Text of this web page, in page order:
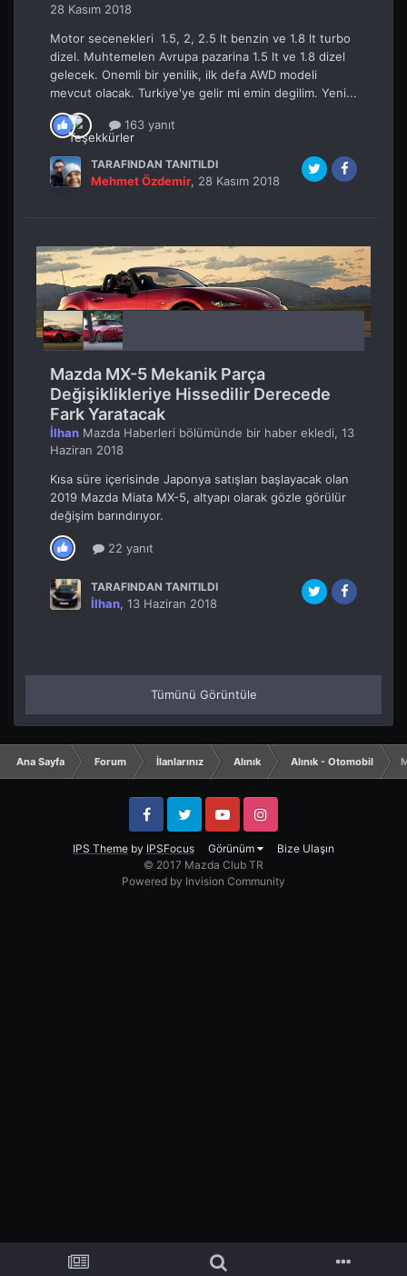
28 Kasım 2018
Motor secenekleri 1.5, 2, 2.5 lt benzin ve 1.8 lt turbo
dizel. Muhtemelen Avrupa pazarina 1.5 lt ve 1.8 dizel
gelecek. Onemli bir yenilik, ilk defa AWD modeli
mevcut olacak. Turkiye'ye gelir mi emin degilim. Yeni...
163 yanıt
TARAFINDAN TANITILDI
Mehmet Özdemir, 28 Kasım 2018
Mazda MX-5 Mekanik Parça
Değişiklikleriye Hissedilir Derecede
Fark Yaratacak
İlhan Mazda Haberleri bölümünde bir haber ekledi, 13
Haziran 2018
Kısa süre içerisinde Japonya satışları başlayacak olan
2019 Mazda Miata MX-5, altyapı olarak gözle görülür
değişim barındırıyor.
22 yanıt
TARAFINDAN TANITILDI
İlhan, 13 Haziran 2018
Tümünü Görüntüle
Ana Sayfa Forum İlanlarınız Alınık Alınık - Otomobil
IPS Theme by IPSFocus Görünüm Bize Ulaşın
FacebookTwitter YouTube Instagram
© 2017 Mazda Club TR
Powered by Invision Community